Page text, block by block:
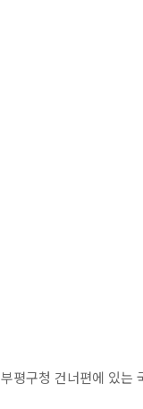
부평구청 건너편에 있는